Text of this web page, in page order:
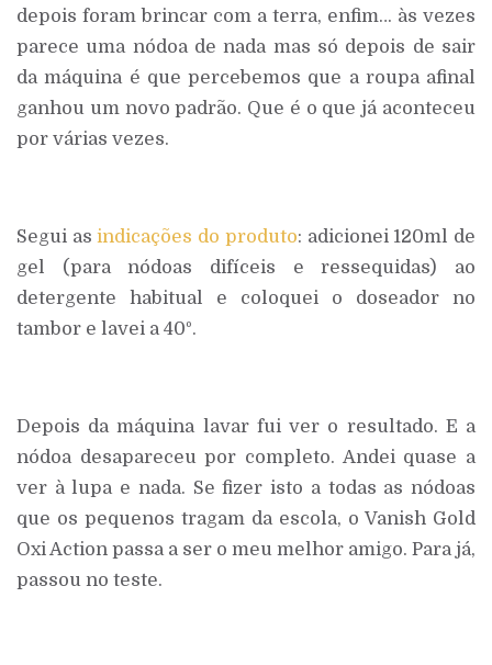
depois foram brincar com a terra, enfim… às vezes
parece uma nódoa de nada mas só depois de sair
da máquina é que percebemos que a roupa afinal
ganhou um novo padrão. Que é o que já aconteceu
por várias vezes.
Segui asindicações do produto: adicionei 120ml de
gel (para nódoas difíceis e ressequidas) ao
detergente habitual e coloquei o doseador no
tambor e lavei a 40º.
Depois da máquina lavar fui ver o resultado. E a
nódoa desapareceu por completo. Andei quase a
ver à lupa e nada. Se fizer isto a todas as nódoas
que os pequenos tragam da escola, o Vanish Gold
Oxi Action passa a ser o meu melhor amigo. Para já,
passou no teste.